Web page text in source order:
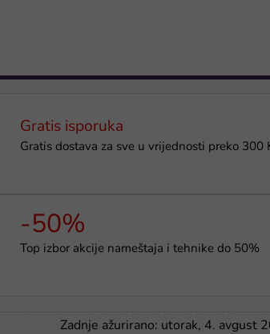
Gratis isporuka
Gratis dostava za sve u vrijednosti preko 300
-50%
Top izbor akcije nameštaja i tehnike do 50%
Zadnje ažurirano: utorak, 4. avgust